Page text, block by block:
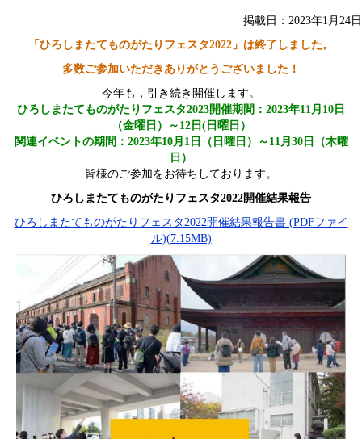
掲載日：2023年1月24日
「ひろしまたてものがたりフェスタ2022」は終了しました。
多数ご参加いただきありがとうございました！
今年も，引き続き開催します。
ひろしまたてものがたりフェスタ2023開催期間：2023年11月10日
（金曜日）～12日(日曜日）
関連イベントの期間：2023年10月1日（日曜日）～11月30日（木曜
日）
皆様のご参加をお待ちしております。
ひろしまたてものがたりフェスタ2022開催結果報告
ひろしまたてものがたりフェスタ2022開催結果報告書 (PDFファイ
ル)(7.15MB)